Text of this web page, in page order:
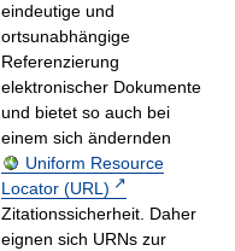
eindeutige und
ortsunabhängige
Referenzierung
elektronischer Dokumente
und bietet so auch bei
einem sich ändernden
Uniform Resource
Locator (URL)
Zitationssicherheit. Daher
eignen sich URNs zur